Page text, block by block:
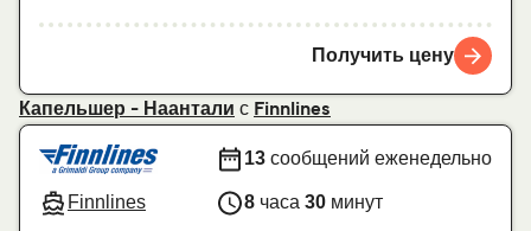
Получить цену
Капельшер - Наантали с Finnlines
Finnlines
13 сообщений еженедельно
8 часа 30 минут